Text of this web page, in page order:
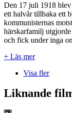
Den 17 juli 1918 blev
ett halvår tillbaka ett
kommunisternas
härskarfamilj
och fick under inga
+ Läs mer
Visa fler
Liknande